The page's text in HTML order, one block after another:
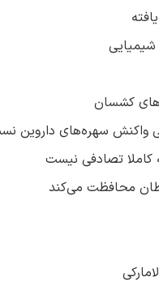
کشسان
واکنش سهره‌های داروین
تصادفی نیست
محافظت می‌کند